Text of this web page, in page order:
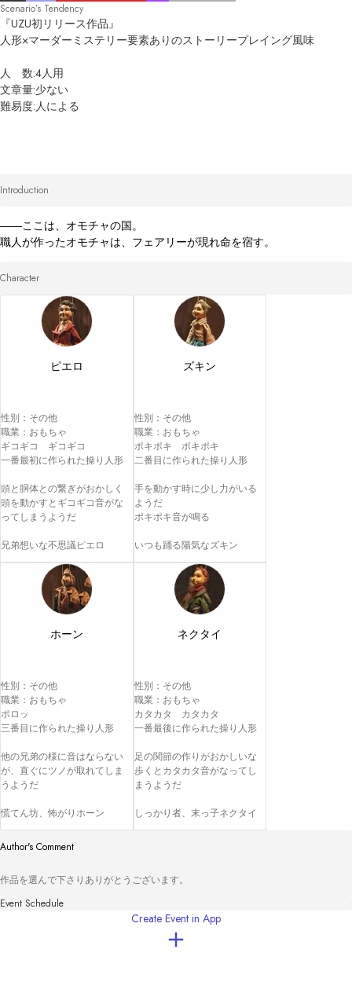
Scenario’s Tendency
『UZU初リリース作品』
人形×マーダーミステリー要素ありのストーリープレイング風味
人　数:4人用
文章量:少ない
難易度:人による
Introduction
――ここは、オモチャの国。
職人が作ったオモチャは、フェアリーが現れ命を宿す。
Character
ピエロ
性別：その他
職業：おもちゃ
ギコギコ　ギコギコ
一番最初に作られた操り人形
頭と胴体との繋ぎがおかしく
頭を動かすとギコギコ音がな
ってしまうようだ
兄弟想いな不思議ピエロ
ズキン
性別：その他
職業：おもちゃ
ポキポキ　ポキポキ
二番目に作られた操り人形
手を動かす時に少し力がいる
ようだ
ポキポキ音が鳴る
いつも踊る陽気なズキン
ホーン
性別：その他
職業：おもちゃ
ポロッ
三番目に作られた操り人形
他の兄弟の様に音はならない
が、直ぐにツノが取れてしま
うようだ
慌てん坊、怖がりホーン
ネクタイ
性別：その他
職業：おもちゃ
カタカタ　カタカタ
一番最後に作られた操り人形
足の関節の作りがおかしいな
歩くとカタカタ音がなってし
まうようだ
しっかり者、末っ子ネクタイ
Author's Comment
作品を選んで下さりありがとうございます。
Event Schedule
Create Event in App